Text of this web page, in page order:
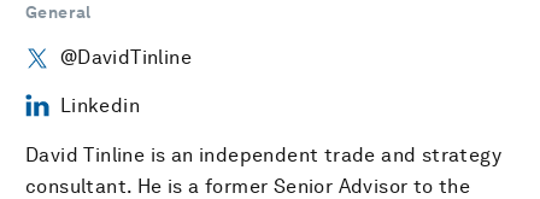
General
@DavidTinline
Linkedin
David Tinline is an independent trade and strategy
consultant. He is a former Senior Advisor to the